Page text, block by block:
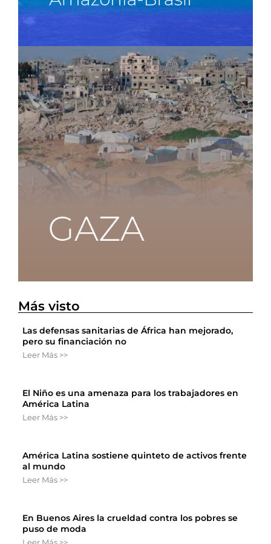
Más visto
Las defensas sanitarias de África han mejorado,
pero su financiación no
Leer Más >>
El Niño es una amenaza para los trabajadores en
América Latina
Leer Más >>
América Latina sostiene quinteto de activos frente
al mundo
Leer Más >>
En Buenos Aires la crueldad contra los pobres se
puso de moda